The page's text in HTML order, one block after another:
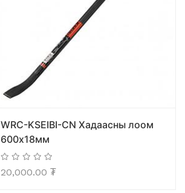
WRC-KSEIBI-CN Хадаасны лоом
600х18мм
20,000.00 ₮